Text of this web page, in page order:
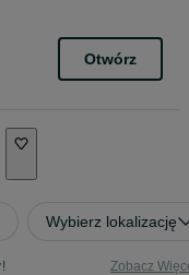
Otwórz
Wybierz lokalizację
Zobacz